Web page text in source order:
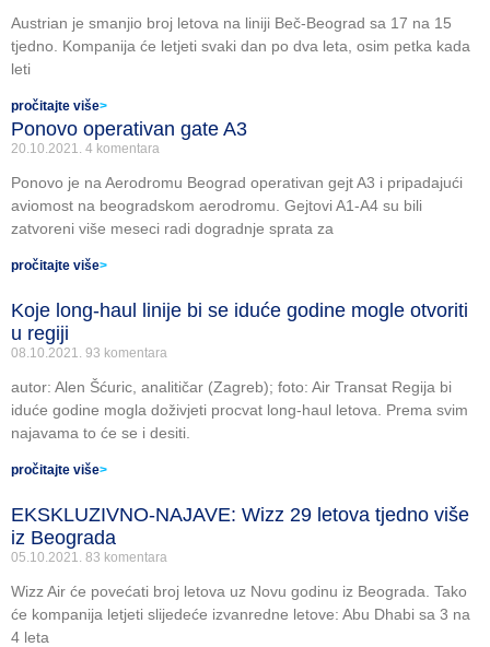
Austrian je smanjio broj letova na liniji Beč-Beograd sa 17 na 15
tjedno. Kompanija će letjeti svaki dan po dva leta, osim petka kada
leti
pročitajte više>
Ponovo operativan gate A3
20.10.2021. 4 komentara
Ponovo je na Aerodromu Beograd operativan gejt A3 i pripadajući
aviomost na beogradskom aerodromu. Gejtovi A1-A4 su bili
zatvoreni više meseci radi dogradnje sprata za
pročitajte više>
Koje long-haul linije bi se iduće godine mogle otvoriti
u regiji
08.10.2021. 93 komentara
autor: Alen Šćuric, analitičar (Zagreb); foto: Air Transat Regija bi
iduće godine mogla doživjeti procvat long-haul letova. Prema svim
najavama to će se i desiti.
pročitajte više>
EKSKLUZIVNO-NAJAVE: Wizz 29 letova tjedno više
iz Beograda
05.10.2021. 83 komentara
Wizz Air će povećati broj letova uz Novu godinu iz Beograda. Tako
će kompanija letjeti slijedeće izvanredne letove: Abu Dhabi sa 3 na
4 leta